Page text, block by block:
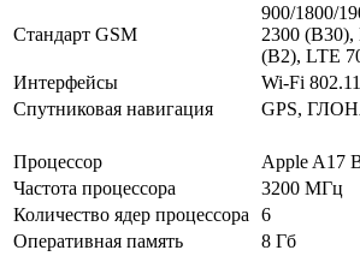
Стандарт GSM
900/1800/
2300
(B2), LTE
Интерфейсы
Wi-Fi
Спутниковая навигация
GPS,
Процессор
Apple A17
Частота процессора
3200 МГц
Количество ядер процессора
6
Оперативная память
8 Гб